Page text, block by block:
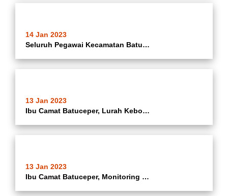
14 Jan 2023
Seluruh Pegawai Kecamatan Batuceper Mengahdiri Pembukaan MTQ XXII Kota Tangerang Dan Tangerang Bersholawat Di MAsjid Raya Al Azhom Kota Tangerang Semoga Kafilah Kecamatan Batuceper Menjadi Yang Terbaik, Serta Di Beri Kemudahan Dalam Mengikuti Lomba MTQ X
13 Jan 2023
Ibu Camat Batuceper, Lurah Kebon Besar di Dampingi Babinsa dan Bhinamas Kelurahan Kebon Besar, Monitoring Normalisasi Saluran Kali Rawa Bamban di RT 003/004 Kelurahan Kebon Besar Kecamatan Batuceper Kota Tangerang
13 Jan 2023
Ibu Camat Batuceper, Monitoring Persiapan Pelaksanaan Car Free Day di Wilayah Kelurahan Batusari Kecamatan Batuceper Kota Tangerang